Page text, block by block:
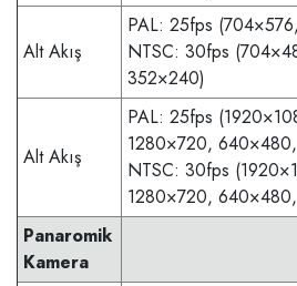
Alt Akış
PAL: 25fps
NTSC: 30fps
352×240)
Alt Akış
PAL: 25fps
1280×720,
NTSC: 30fps
1280×720,
Panaromik
Kamera